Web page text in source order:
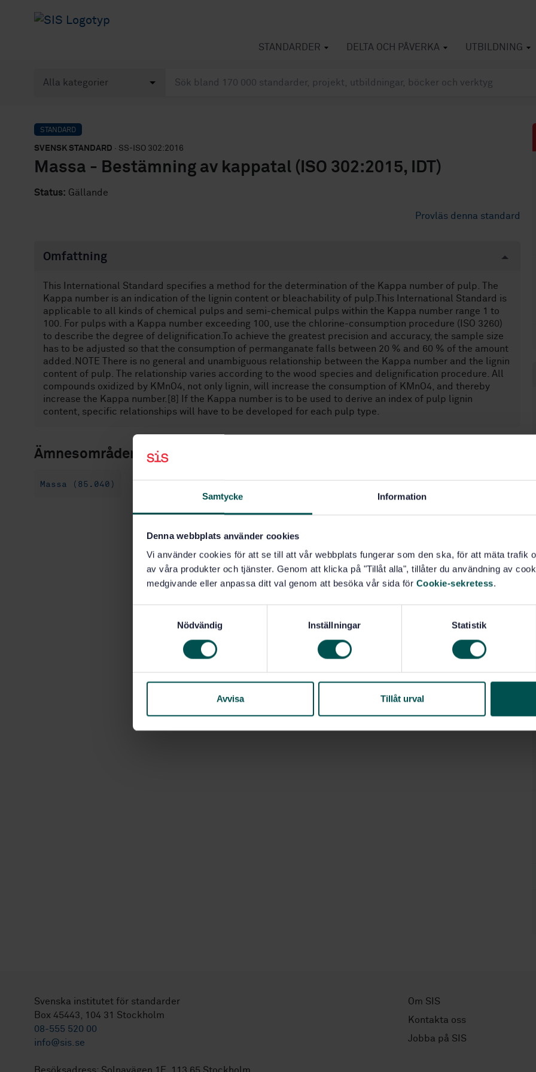
Samtycke Information
Denna webbplats använder cookies
Vi använder cookies för att se till att vår webbplats fungerar som den ska, för att mäta trafik
av våra produkter och tjänster. Genom att klicka på "Tillåt alla", tillåter du användning av
medgivande eller anpassa ditt val genom att besöka vår sida för Cookie-sekretess.
s
Nödvändig Inställningar Statistik
Avvisa Tillåt urval
STANDARDER DELTA OCH PÅVERKA UTBILDNING
STANDARD
SVENSK STANDARD · SS-ISO 302:2016
Massa - Bestämning av kappatal (ISO 302:2015, IDT)
Status: Gällande
Provläs denna standard
Omfattning
This International Standard specifies a method for the determination of the Kappa number of pulp. The
Kappa number is an indication of the lignin content or bleachability of pulp.This International Standard is
applicable to all kinds of chemical pulps and semi-chemical pulps within the Kappa number range 1 to
100. For pulps with a Kappa number exceeding 100, use the chlorine-consumption procedure (ISO 3260)
to describe the degree of delignification.To achieve the greatest precision and accuracy, the sample size
has to be adjusted so that the consumption of permanganate falls between 20 % and 60 % of the amount
added.NOTE There is no general and unambiguous relationship between the Kappa number and the lignin
content of pulp. The relationship varies according to the wood species and delignification procedure. All
compounds oxidized by KMnO4, not only lignin, will increase the consumption of KMnO4, and thereby
increase the Kappa number.[8] If the Kappa number is to be used to derive an index of pulp lignin
content, specific relationships will have to be developed for each pulp type.
Ämnesområden
Massa (85.040)
Svenska institutet för standarder
Box 45443, 104 31 Stockholm
08-555 520 00
info@sis.se
Besöksadress: Solnavägen 1E, 113 65 Stockholm
Om SIS
Kontakta oss
Jobba på SIS